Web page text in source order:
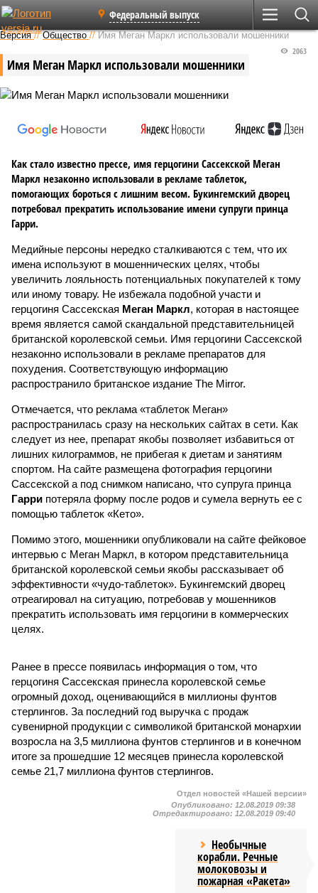
Федеральный выпуск
Версия //Общество //Имя Меган Маркл использовали мошенники
Имя Меган Маркл использовали мошенники
2063
Как стало известно прессе, имя герцогини Сассекской Меган
Маркл незаконно использовали в рекламе таблеток,
помогающих бороться с лишним весом. Букингемский дворец
потребовал прекратить использование имени супруги принца
Гарри.
Медийные персоны нередко сталкиваются с тем, что их
имена используют в мошеннических целях, чтобы
увеличить лояльность потенциальных покупателей к тому
или иному товару. Не избежала подобной участи и
герцогиня Сассекская Меган Маркл, которая в настоящее
время является самой скандальной представительницей
британской королевской семьи. Имя герцогини Сассекской
незаконно использовали в рекламе препаратов для
похудения. Соответствующую информацию
распространило британское издание The Mirror.
Отмечается, что реклама «таблеток Меган»
распространилась сразу на нескольких сайтах в сети. Как
следует из нее, препарат якобы позволяет избавиться от
лишних килограммов, не прибегая к диетам и занятиям
спортом. На сайте размещена фотография герцогини
Сассекской а под снимком написано, что супруга принца
Гарри потеряла форму после родов и сумела вернуть ее с
помощью таблеток «Кето».
Помимо этого, мошенники опубликовали на сайте фейковое
интервью с Меган Маркл, в котором представительница
британской королевской семьи якобы рассказывает об
эффективности «чудо-таблеток». Букингемский дворец
отреагировал на ситуацию, потребовав у мошенников
прекратить использовать имя герцогини в коммерческих
целях.
Ранее в прессе появилась информация о том, что
герцогиня Сассекская принесла королевской семье
огромный доход, оценивающийся в миллионы фунтов
стерлингов. За последний год выручка с продаж
сувенирной продукции с символикой британской монархии
возросла на 3,5 миллиона фунтов стерлингов и в конечном
итоге за прошедшие 12 месяцев принесла королевской
семье 21,7 миллиона фунтов стерлингов.
Отдел новостей «Нашей версии»
Опубликовано: 12.08.2019 09:38
Отредактировано: 12.08.2019 09:40
Необычные
корабли. Речные
молоковозы и
пожарная «Ракета»